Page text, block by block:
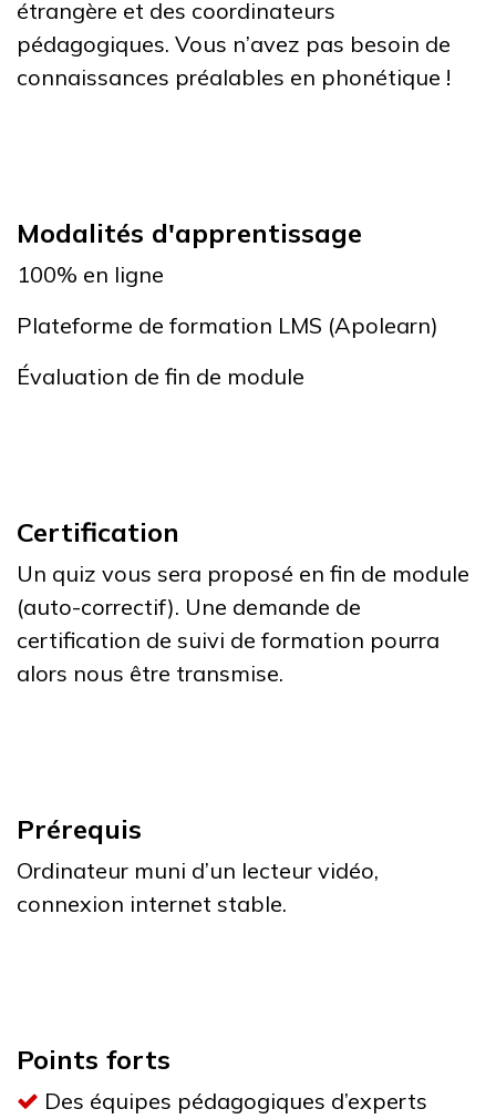
étrangère et des coordinateurs
pédagogiques. Vous n’avez pas besoin de
connaissances préalables en phonétique !
Modalités d'apprentissage
100% en ligne
Plateforme de formation LMS (Apolearn)
Évaluation de fin de module
Certification
Un quiz vous sera proposé en fin de module
(auto-correctif). Une demande de
certification de suivi de formation pourra
alors nous être transmise.
Prérequis
Ordinateur muni d’un lecteur vidéo,
connexion internet stable.
Points forts
Des équipes pédagogiques d’experts